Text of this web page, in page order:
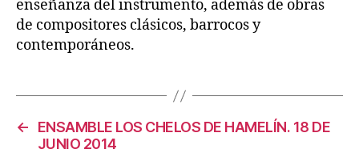
enseñanza del instrumento, además de obras
de compositores clásicos, barrocos y
contemporáneos.
←
ENSAMBLE LOS CHELOS DE HAMELÍN. 18 DE
JUNIO 2014